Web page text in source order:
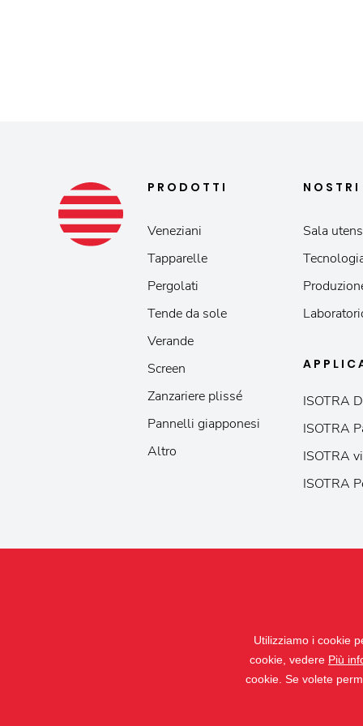
PRODOTTI
Veneziani
Tapparelle
Pergolati
Tende da sole
Verande
Screen
Zanzariere plissé
Pannelli giapponesi
Altro
Sala
ISOTRA
ISOTRA
ISOTRA
ISOTRA
Utilizziamo i cookie
cookie, vedere Più
cookie. Se volete